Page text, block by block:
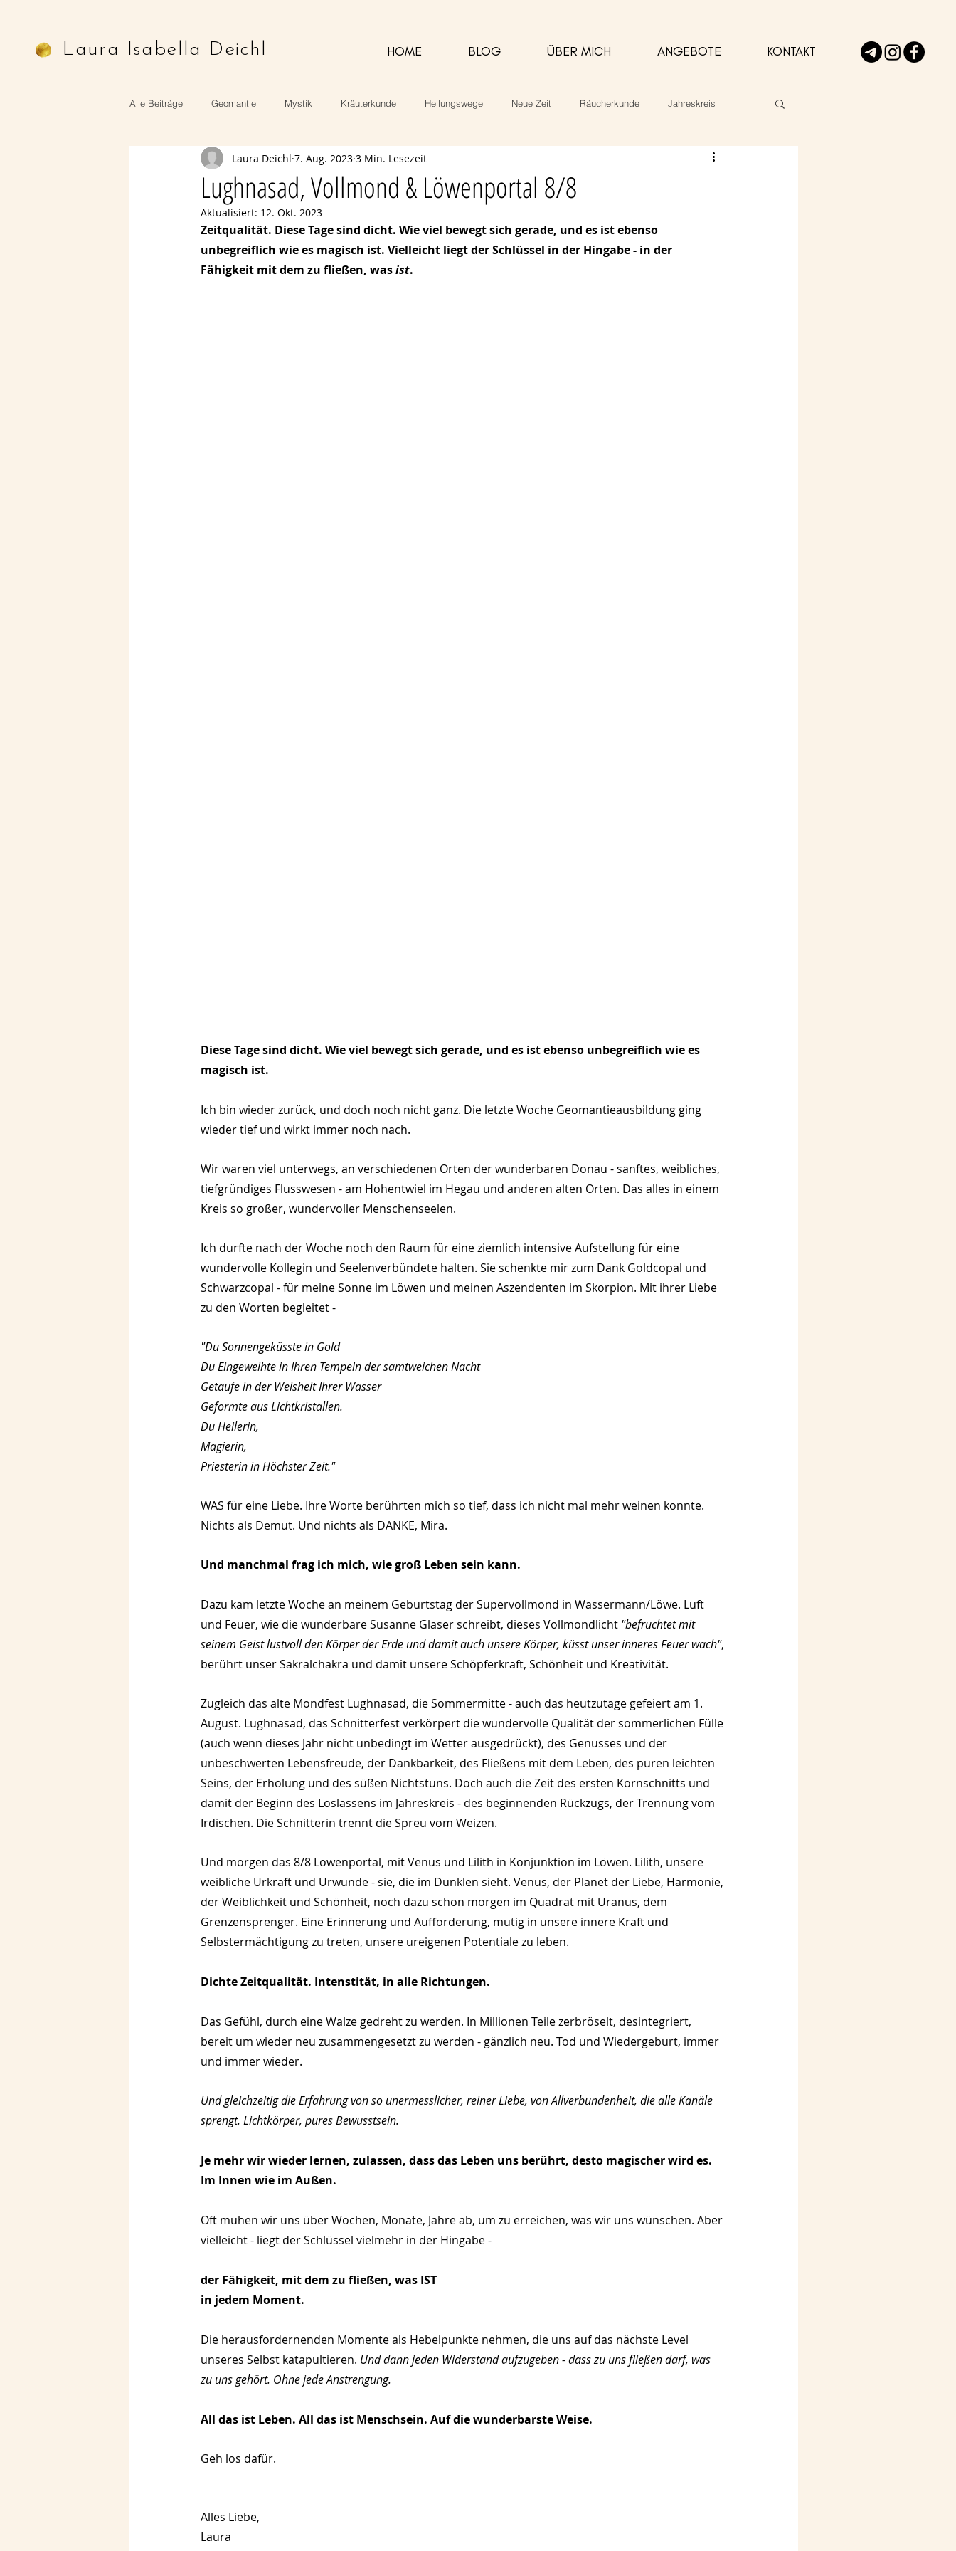
Laura Isabella Deichl HOME BLOG ÜBER MICH ANGEBOTE KONTAKT
Alle Beiträge Geomantie Mystik Kräuterkunde Heilungswege Neue Zeit Räucherkunde Jahreskreis
Mythologie Ritualarbeit Rezepte
Lughnasad, Vollmond & Löwenportal 8/8
Laura Deichl 7. Aug. 2023 3 Min. Lesezeit
Aktualisiert: 12. Okt. 2023
Zeitqualität. Diese Tage sind dicht. Wie viel bewegt sich gerade, und es ist ebenso
unbegreiflich wie es magisch ist. Vielleicht liegt der Schlüssel in der Hingabe - in der
Fähigkeit mit dem zu fließen, was ist.
Diese Tage sind dicht. Wie viel bewegt sich gerade, und es ist ebenso unbegreiflich wie es
magisch ist.
Ich bin wieder zurück, und doch noch nicht ganz. Die letzte Woche Geomantieausbildung ging
wieder tief und wirkt immer noch nach.
Wir waren viel unterwegs, an verschiedenen Orten der wunderbaren Donau - sanftes, weibliches,
tiefgründiges Flusswesen - am Hohentwiel im Hegau und anderen alten Orten. Das alles in einem
Kreis so großer, wundervoller Menschenseelen.
Ich durfte nach der Woche noch den Raum für eine ziemlich intensive Aufstellung für eine
wundervolle Kollegin und Seelenverbündete halten. Sie schenkte mir zum Dank Goldcopal und
Schwarzcopal - für meine Sonne im Löwen und meinen Aszendenten im Skorpion. Mit ihrer Liebe
zu den Worten begleitet -
"Du Sonnengeküsste in Gold
Du Eingeweihte in Ihren Tempeln der samtweichen Nacht
Getaufe in der Weisheit Ihrer Wasser
Geformte aus Lichtkristallen.
Du Heilerin,
Magierin,
Priesterin in Höchster Zeit."
WAS für eine Liebe. Ihre Worte berührten mich so tief, dass ich nicht mal mehr weinen konnte.
Nichts als Demut. Und nichts als DANKE, Mira.
Und manchmal frag ich mich, wie groß Leben sein kann.
Dazu kam letzte Woche an meinem Geburtstag der Supervollmond in Wassermann/Löwe. Luft
und Feuer, wie die wunderbare Susanne Glaser schreibt, dieses Vollmondlicht "befruchtet mit
seinem Geist lustvoll den Körper der Erde und damit auch unsere Körper, küsst unser inneres Feuer wach",
berührt unser Sakralchakra und damit unsere Schöpferkraft, Schönheit und Kreativität.
Zugleich das alte Mondfest Lughnasad, die Sommermitte - auch das heutzutage gefeiert am 1.
August. Lughnasad, das Schnitterfest verkörpert die wundervolle Qualität der sommerlichen Fülle
(auch wenn dieses Jahr nicht unbedingt im Wetter ausgedrückt), des Genusses und der
unbeschwerten Lebensfreude, der Dankbarkeit, des Fließens mit dem Leben, des puren leichten
Seins, der Erholung und des süßen Nichtstuns. Doch auch die Zeit des ersten Kornschnitts und
damit der Beginn des Loslassens im Jahreskreis - des beginnenden Rückzugs, der Trennung vom
Irdischen. Die Schnitterin trennt die Spreu vom Weizen.
Und morgen das 8/8 Löwenportal, mit Venus und Lilith in Konjunktion im Löwen. Lilith, unsere
weibliche Urkraft und Urwunde - sie, die im Dunklen sieht. Venus, der Planet der Liebe, Harmonie,
der Weiblichkeit und Schönheit, noch dazu schon morgen im Quadrat mit Uranus, dem
Grenzensprenger. Eine Erinnerung und Aufforderung, mutig in unsere innere Kraft und
Selbstermächtigung zu treten, unsere ureigenen Potentiale zu leben.
Dichte Zeitqualität. Intenstität, in alle Richtungen.
Das Gefühl, durch eine Walze gedreht zu werden. In Millionen Teile zerbröselt, desintegriert,
bereit um wieder neu zusammengesetzt zu werden - gänzlich neu. Tod und Wiedergeburt, immer
und immer wieder.
Und gleichzeitig die Erfahrung von so unermesslicher, reiner Liebe, von Allverbundenheit, die alle Kanäle
sprengt. Lichtkörper, pures Bewusstsein.
Je mehr wir wieder lernen, zulassen, dass das Leben uns berührt, desto magischer wird es.
Im Innen wie im Außen.
Oft mühen wir uns über Wochen, Monate, Jahre ab, um zu erreichen, was wir uns wünschen. Aber
vielleicht - liegt der Schlüssel vielmehr in der Hingabe -
der Fähigkeit, mit dem zu fließen, was IST
in jedem Moment.
Die herausfordernenden Momente als Hebelpunkte nehmen, die uns auf das nächste Level
unseres Selbst katapultieren. Und dann jeden Widerstand aufzugeben - dass zu uns fließen darf, was
zu uns gehört. Ohne jede Anstrengung.
All das ist Leben. All das ist Menschsein. Auf die wunderbarste Weise.
Geh los dafür.
Alles Liebe,
Laura